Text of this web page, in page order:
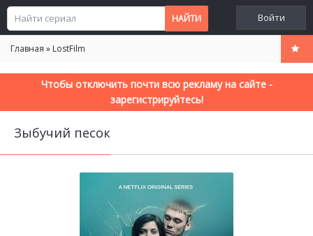
Войти
Главная » LostFilm
Чтобы отключить почти всю рекламу на сайте -
зарегистрируйтесь!
Зыбучий песок